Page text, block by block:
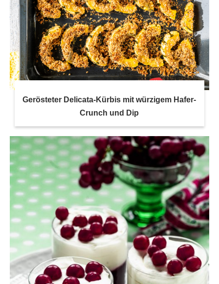
Gerösteter Delicata-Kürbis mit würzigem Hafer-
Crunch und Dip